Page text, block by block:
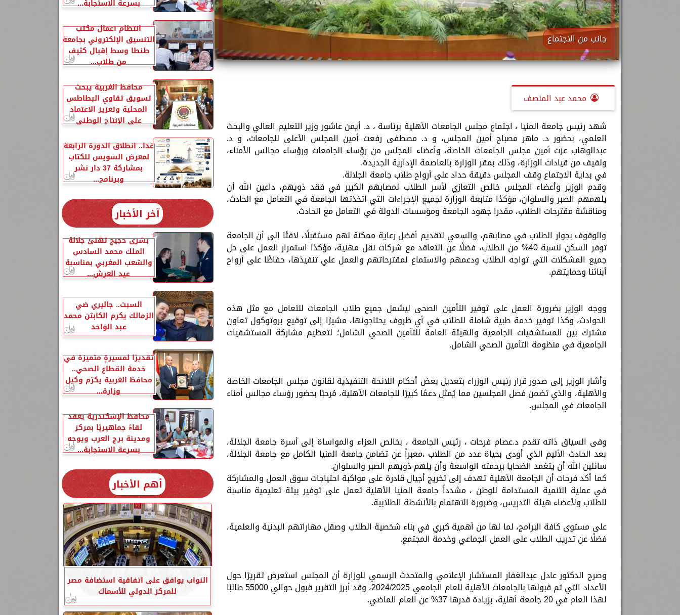
جانب من الاجتماع
محمد عبد المنصف
شهد رئيس جامعة المنيا ، اجتماع مجلس الجامعات الأهلية برئاسة ، د. أيمن عاشور وزير التعليم العالي والبحث
العلمي، بحضور د. ماهر مصباح أمين المجلس، و د. مصطفى رفعت أمين المجلس الأعلى للجامعات، و د.
عبدالوهاب عزت أمين مجلس الجامعات الخاصة، وأعضاء المجلس من رؤساء الجامعات ورؤساء مجالس الأمناء،
ولفيف من قيادات الوزارة، وذلك بمقر الوزارة بالعاصمة الإدارية الجديدة.
في بداية الاجتماع وقف المجلس دقيقة حداد على أرواح طلاب جامعة الجلالة.
وقدم الوزير وأعضاء المجلس خالص التعازي لأسر الطلاب لمصابهم الكبير في فقد ذويهم، داعين الله أن
يلهمهم الصبر والسلوان، مؤكدًا متابعة الوزارة لجميع الإجراءات التي اتخذتها الجامعة في التعامل مع الحادث،
ومناقشة مقترحات الطلاب، مقدرا جهود الجامعة ومؤسسات الدولة في التعامل مع الحادث.
والوقوف بجوار الطلاب في مصابهم، والسعي لتقديم أفضل رعاية ممكنة لهم مستقبلًا، لافتًا إلى أن الجامعة
توفر السكن لنسبة 40% من الطلاب، فضلًا عن التعاقد مع شركات نقل مهنية، مؤكدًا استمرار العمل على حل
جميع المشكلات التي تواجه الطلاب ودعمهم والاستماع لمقترحاتهم والعمل علي تنفيذها، حفاظًا على أرواح
أبنائنا وحمايتهم.
ووجه الوزير بضرورة العمل على توفير التأمين الصحى ليشمل جميع طلاب الجامعات للتعامل مع مثل هذه
الحوادث، وكذا توفير خدمة طبية شاملة للطلاب في أي ظروف يحتاجونها، مشيرًا إلى توقيع بروتوكول تعاون
مشترك بين المستشفيات الجامعية والهيئة العامة للتأمين الصحي الشامل؛ لتعظيم مشاركة المستشفيات
الجامعية في منظومة التأمين الصحي الشامل.
وأشار الوزير إلى صدور قرار رئيس الوزراء بتعديل بعض أحكام اللائحة التنفيذية لقانون مجلس الجامعات الخاصة
والأهلية، والذي تضمن فصل المجلسين مما يُمثل دعمًا كبيرًا للجامعات الأهلية، مُرحبًا بحضور رؤساء مجالس أمناء
الجامعات في المجلس.
وفى السياق ذاته تقدم د.عصام فرحات ، رئيس الجامعة ، بخالص العزاء والمواساة إلى أسرة جامعة الجلالة،
بعد الحادث الأليم الذي أودى بحياة عدد من الطلاب ،معبراً عن تضامن جامعة المنيا الكامل مع جامعة الجلالة،
سائلين الله أن يتغمد الضحايا برحمته الواسعة وأن يلهم ذويهم الصبر والسلوان.
كما أكد فرحات أن الجامعة الأهلية تهدف إلى تخريج أجيال قادرة على مواكبة احتياجات سوق العمل والمشاركة
في عملية التنمية المستدامة للوطن ، مشدداً جامعة المنيا الأهلية تعمل على توفير بيئة تعليمية مناسبة
للطلاب ولأعضاء هيئة التدريس، وضرورة الاهتمام بالأنشطة الطلابية.
على مستوى كافة البرامج، لما لها من أهمية كبري في بناء شخصية الطلاب وصقل مهاراتهم البدنية والعلمية،
فضلًا عن تدريب الطلاب على العمل الجماعي وخدمة المجتمع.
وصرح الدكتور عادل عبدالغفار المستشار الإعلامي والمتحدث الرسمي للوزارة أن المجلس استعرض تقريرًا حول
الأعداد التي تم قبولها بالجامعات الأهلية للعام الجامعي 2024/2025، وقد أبرز التقرير قبول حوالي 55000 طالبًا
لهذا العام في 20 جامعة أهلية، بزيادة قدرها 37% عن العام الماضي.
بسرعة الاستجابة...
انتظام أعمال مكتب
التنسيق الإلكتروني بجامعة
طنطا وسط إقبال كثيف
من طلاب...
محافظ الغربية يبحث
تسويق تقاوي البطاطس
المحلية وتعزيز الاعتماد
على الإنتاج الوطني
غدا.. انطلاق الدورة الرابعة
لمعرض السويس للكتاب
بمشاركة 37 دار نشر
وبرنامج...
آخر الأخبار
بشرى حجيج تهنئ جلالة
الملك محمد السادس
والشعب المغربي بمناسبة
عيد العرش...
السبت.. جاليري ضي
الزمالك يكرم الكابتن محمد
عبد الواحد
تقديرًا لمسيرةٍ متميزة في
خدمة القطاع الصحي..
محافظ الغربية يكرّم وكيل
وزارة...
محافظ الإسكندرية يعقد
لقاءً جماهيريًا بمركز
ومدينة برج العرب ويوجه
بسرعة الاستجابة...
أهم الأخبار
النواب يوافق على اتفاقية استضافة مصر
للمركز الدولي للأسماك